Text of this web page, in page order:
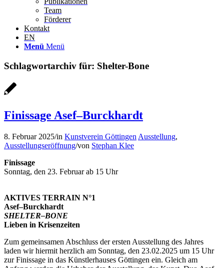
Team
Förderer
Kontakt
EN
Menü Menü
Schlagwortarchiv für: Shelter-Bone
Finissage Asef–Burckhardt
8. Februar 2025/in Kunstverein Göttingen Ausstellung,
Ausstellungseröffnung/von Stephan Klee
Finissage
Sonntag, den 23. Februar ab 15 Uhr
AKTIVES TERRAIN N°1
Asef–Burckhardt
SHELTER–BONE
Lieben in Krisenzeiten
Zum gemeinsamen Abschluss der ersten Ausstellung des Jahres
laden wir hiermit herzlich am Sonntag, den 23.02.2025 um 15 Uhr
zur Finissage in das Künstlerhauses Göttingen ein. Gleich am